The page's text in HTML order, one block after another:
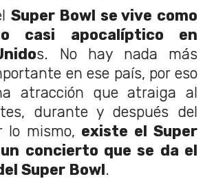
Super Bowl se vive como
casi apocalíptico en
s. No hay nada más
en ese país, por eso
atracción que atraiga al
durante y después del
lo mismo, existe el Super
concierto que se da el
Super Bowl.